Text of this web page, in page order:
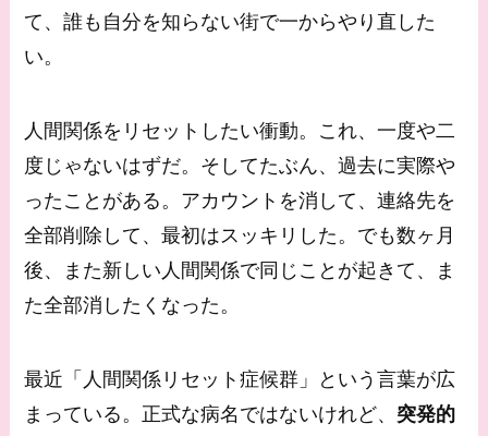
て、誰も自分を知らない街で一からやり直した
い。
人間関係をリセットしたい衝動。これ、一度や二
度じゃないはずだ。そしてたぶん、過去に実際や
ったことがある。アカウントを消して、連絡先を
全部削除して、最初はスッキリした。でも数ヶ月
後、また新しい人間関係で同じことが起きて、ま
た全部消したくなった。
最近「人間関係リセット症候群」という言葉が広
まっている。正式な病名ではないけれど、 突発的